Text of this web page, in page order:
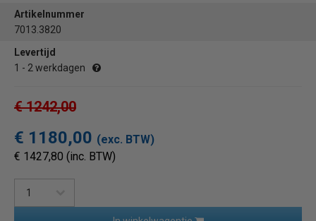
Artikelnummer
7013.3820
Levertijd
1 - 2 werkdagen
€ 1242,00
€ 1180,00 (exc. BTW)
€ 1427,80 (inc. BTW)